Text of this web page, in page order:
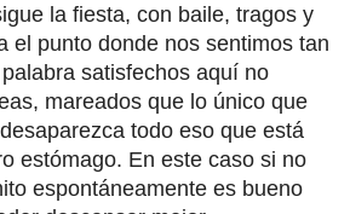
la fiesta, con baile, tragos y
el punto donde nos sentimos tan
satisfechos aquí no
mareados que lo único que
todo eso que está
estómago. En este caso si no
espontáneamente es bueno